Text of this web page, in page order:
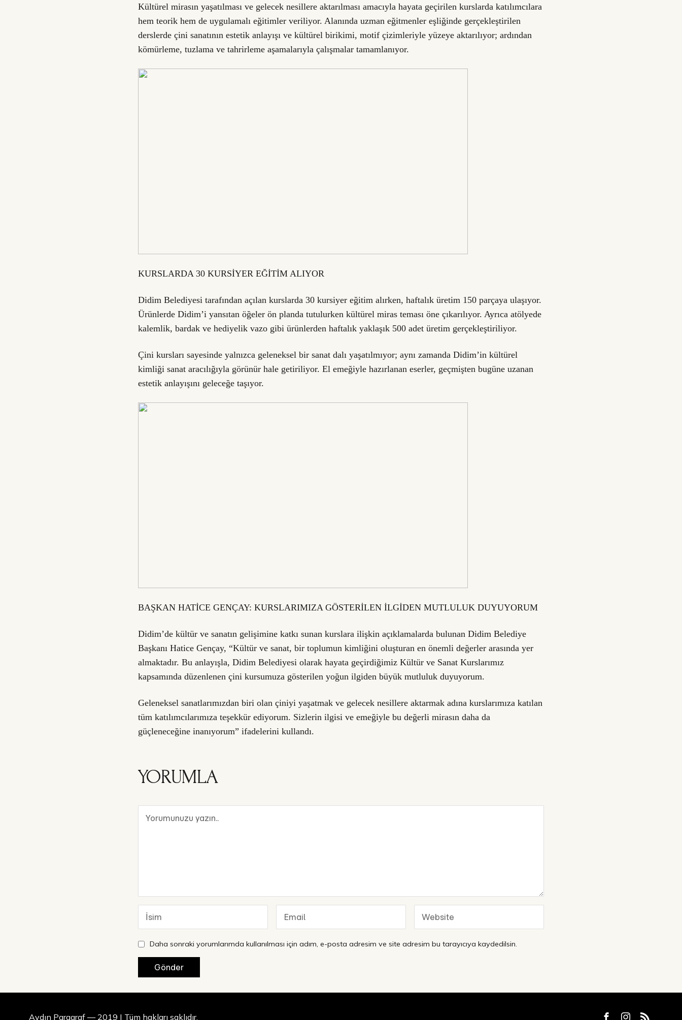
Kültürel mirasın yaşatılması ve gelecek nesillere aktarılması amacıyla hayata geçirilen kurslarda katılımcılara
hem teorik hem de uygulamalı eğitimler veriliyor. Alanında uzman eğitmenler eşliğinde gerçekleştirilen
derslerde çini sanatının estetik anlayışı ve kültürel birikimi, motif çizimleriyle yüzeye aktarılıyor; ardından
kömürleme, tuzlama ve tahrirleme aşamalarıyla çalışmalar tamamlanıyor.
KURSLARDA 30 KURSİYER EĞİTİM ALIYOR
Didim Belediyesi tarafından açılan kurslarda 30 kursiyer eğitim alırken, haftalık üretim 150 parçaya ulaşıyor.
Ürünlerde Didim’i yansıtan öğeler ön planda tutulurken kültürel miras teması öne çıkarılıyor. Ayrıca atölyede
kalemlik, bardak ve hediyelik vazo gibi ürünlerden haftalık yaklaşık 500 adet üretim gerçekleştiriliyor.
Çini kursları sayesinde yalnızca geleneksel bir sanat dalı yaşatılmıyor; aynı zamanda Didim’in kültürel
kimliği sanat aracılığıyla görünür hale getiriliyor. El emeğiyle hazırlanan eserler, geçmişten bugüne uzanan
estetik anlayışını geleceğe taşıyor.
BAŞKAN HATİCE GENÇAY: KURSLARIMIZA GÖSTERİLEN İLGİDEN MUTLULUK DUYUYORUM
Didim’de kültür ve sanatın gelişimine katkı sunan kurslara ilişkin açıklamalarda bulunan Didim Belediye
Başkanı Hatice Gençay, “Kültür ve sanat, bir toplumun kimliğini oluşturan en önemli değerler arasında yer
almaktadır. Bu anlayışla, Didim Belediyesi olarak hayata geçirdiğimiz Kültür ve Sanat Kurslarımız
kapsamında düzenlenen çini kursumuza gösterilen yoğun ilgiden büyük mutluluk duyuyorum.
Geleneksel sanatlarımızdan biri olan çiniyi yaşatmak ve gelecek nesillere aktarmak adına kurslarımıza katılan
tüm katılımcılarımıza teşekkür ediyorum. Sizlerin ilgisi ve emeğiyle bu değerli mirasın daha da
güçleneceğine inanıyorum” ifadelerini kullandı.
YORUMLA
Daha sonraki yorumlarımda kullanılması için adım, e-posta adresim ve site adresim bu tarayıcıya kaydedilsin.
Aydın Paragraf — 2019 | Tüm hakları saklıdır.